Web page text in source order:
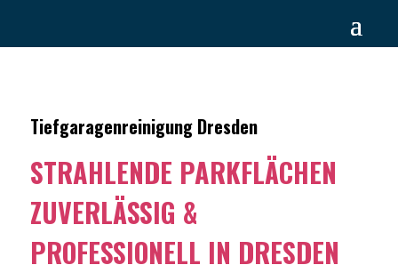
Tiefgaragenreinigung Dresden
STRAHLENDE PARKFLÄCHEN
ZUVERLÄSSIG &
PROFESSIONELL IN DRESDEN